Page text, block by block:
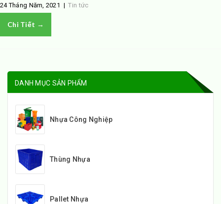
24 Tháng Năm, 2021 |Tin tức
Chi Tiết →
DANH MỤC SẢN PHẨM
Nhựa Công Nghiệp
Thùng Nhựa
Pallet Nhựa